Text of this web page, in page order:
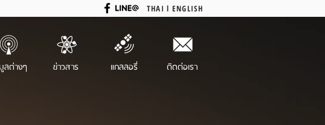
ลต่างๆ ข่าวสาร แกลลอรี่ ติดต่อเรา
THAI l ENGLISH